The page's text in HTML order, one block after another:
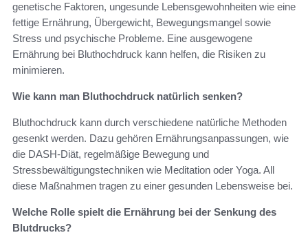
genetische Faktoren, ungesunde Lebensgewohnheiten wie eine
fettige Ernährung, Übergewicht, Bewegungsmangel sowie
Stress und psychische Probleme. Eine ausgewogene
Ernährung bei Bluthochdruck kann helfen, die Risiken zu
minimieren.
Wie kann man Bluthochdruck natürlich senken?
Bluthochdruck kann durch verschiedene natürliche Methoden
gesenkt werden. Dazu gehören Ernährungsanpassungen, wie
die DASH-Diät, regelmäßige Bewegung und
Stressbewältigungstechniken wie Meditation oder Yoga. All
diese Maßnahmen tragen zu einer gesunden Lebensweise bei.
Welche Rolle spielt die Ernährung bei der Senkung des
Blutdrucks?